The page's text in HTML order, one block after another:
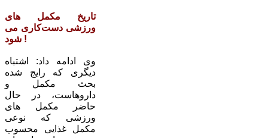
تاریخ مکمل های
ورزشی دست‌کاری می
شود !
وی ادامه داد: اشتباه
دیگری که رایج شده
بحث مکمل و
داروهاست، در حال
حاضر مکمل های
ورزشی که نوعی
مکمل غذایی محسوب